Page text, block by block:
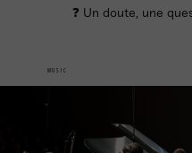
❓ Un doute, une
MUSIC